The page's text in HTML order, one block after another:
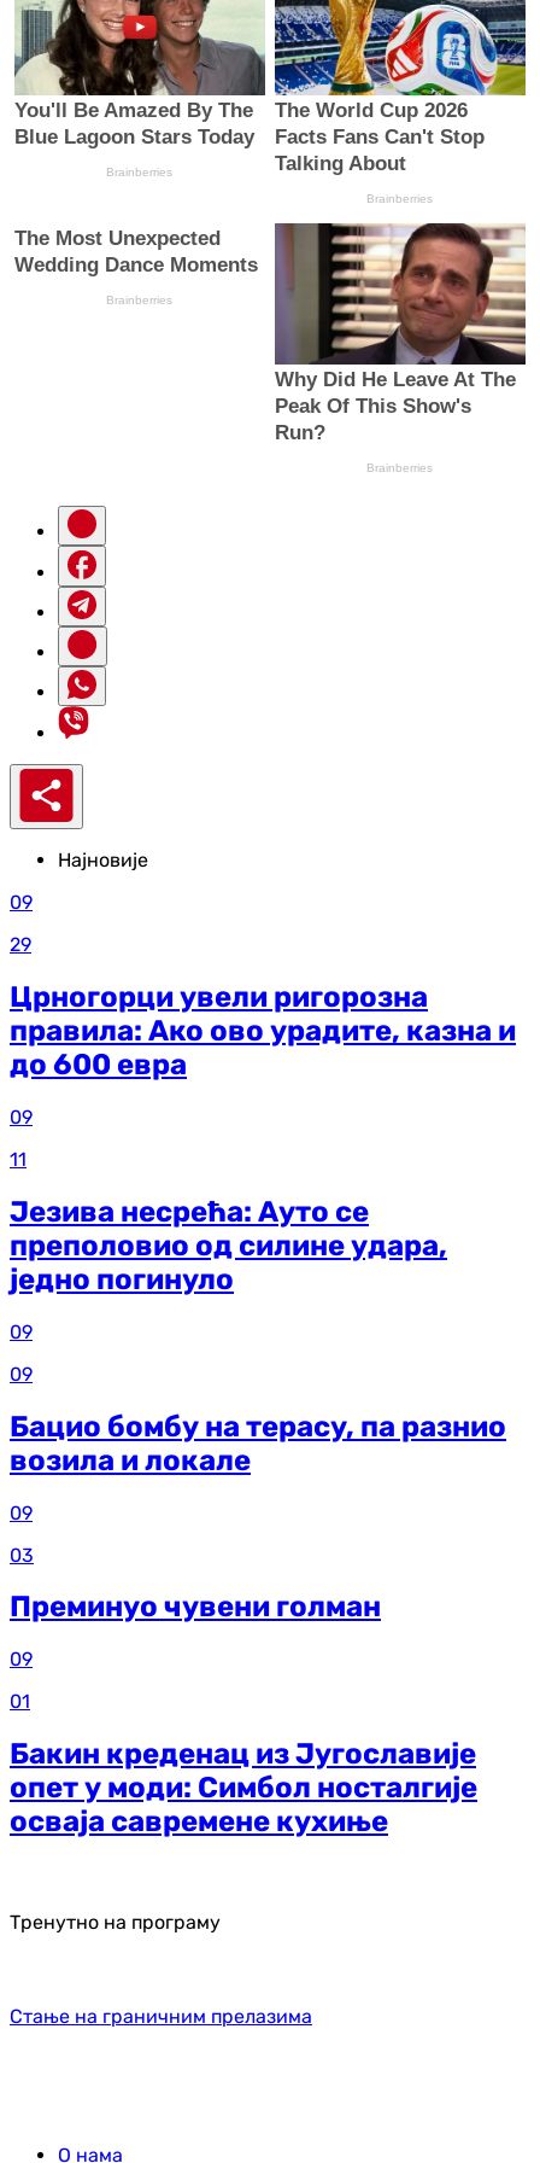
Најновије
09
29
Црногорци увели ригорозна
правила: Ако ово урадите, казна и
до 600 евра
09
11
Језива несрећа: Ауто се
преполовио од силине удара,
једно погинуло
09
09
Бацио бомбу на терасу, па разнио
возила и локале
09
03
Преминуо чувени голман
09
01
Бакин креденац из Југославије
опет у моди: Симбол носталгије
осваја савремене кухиње
Тренутно на програму
Стање на граничним прелазима
О нама